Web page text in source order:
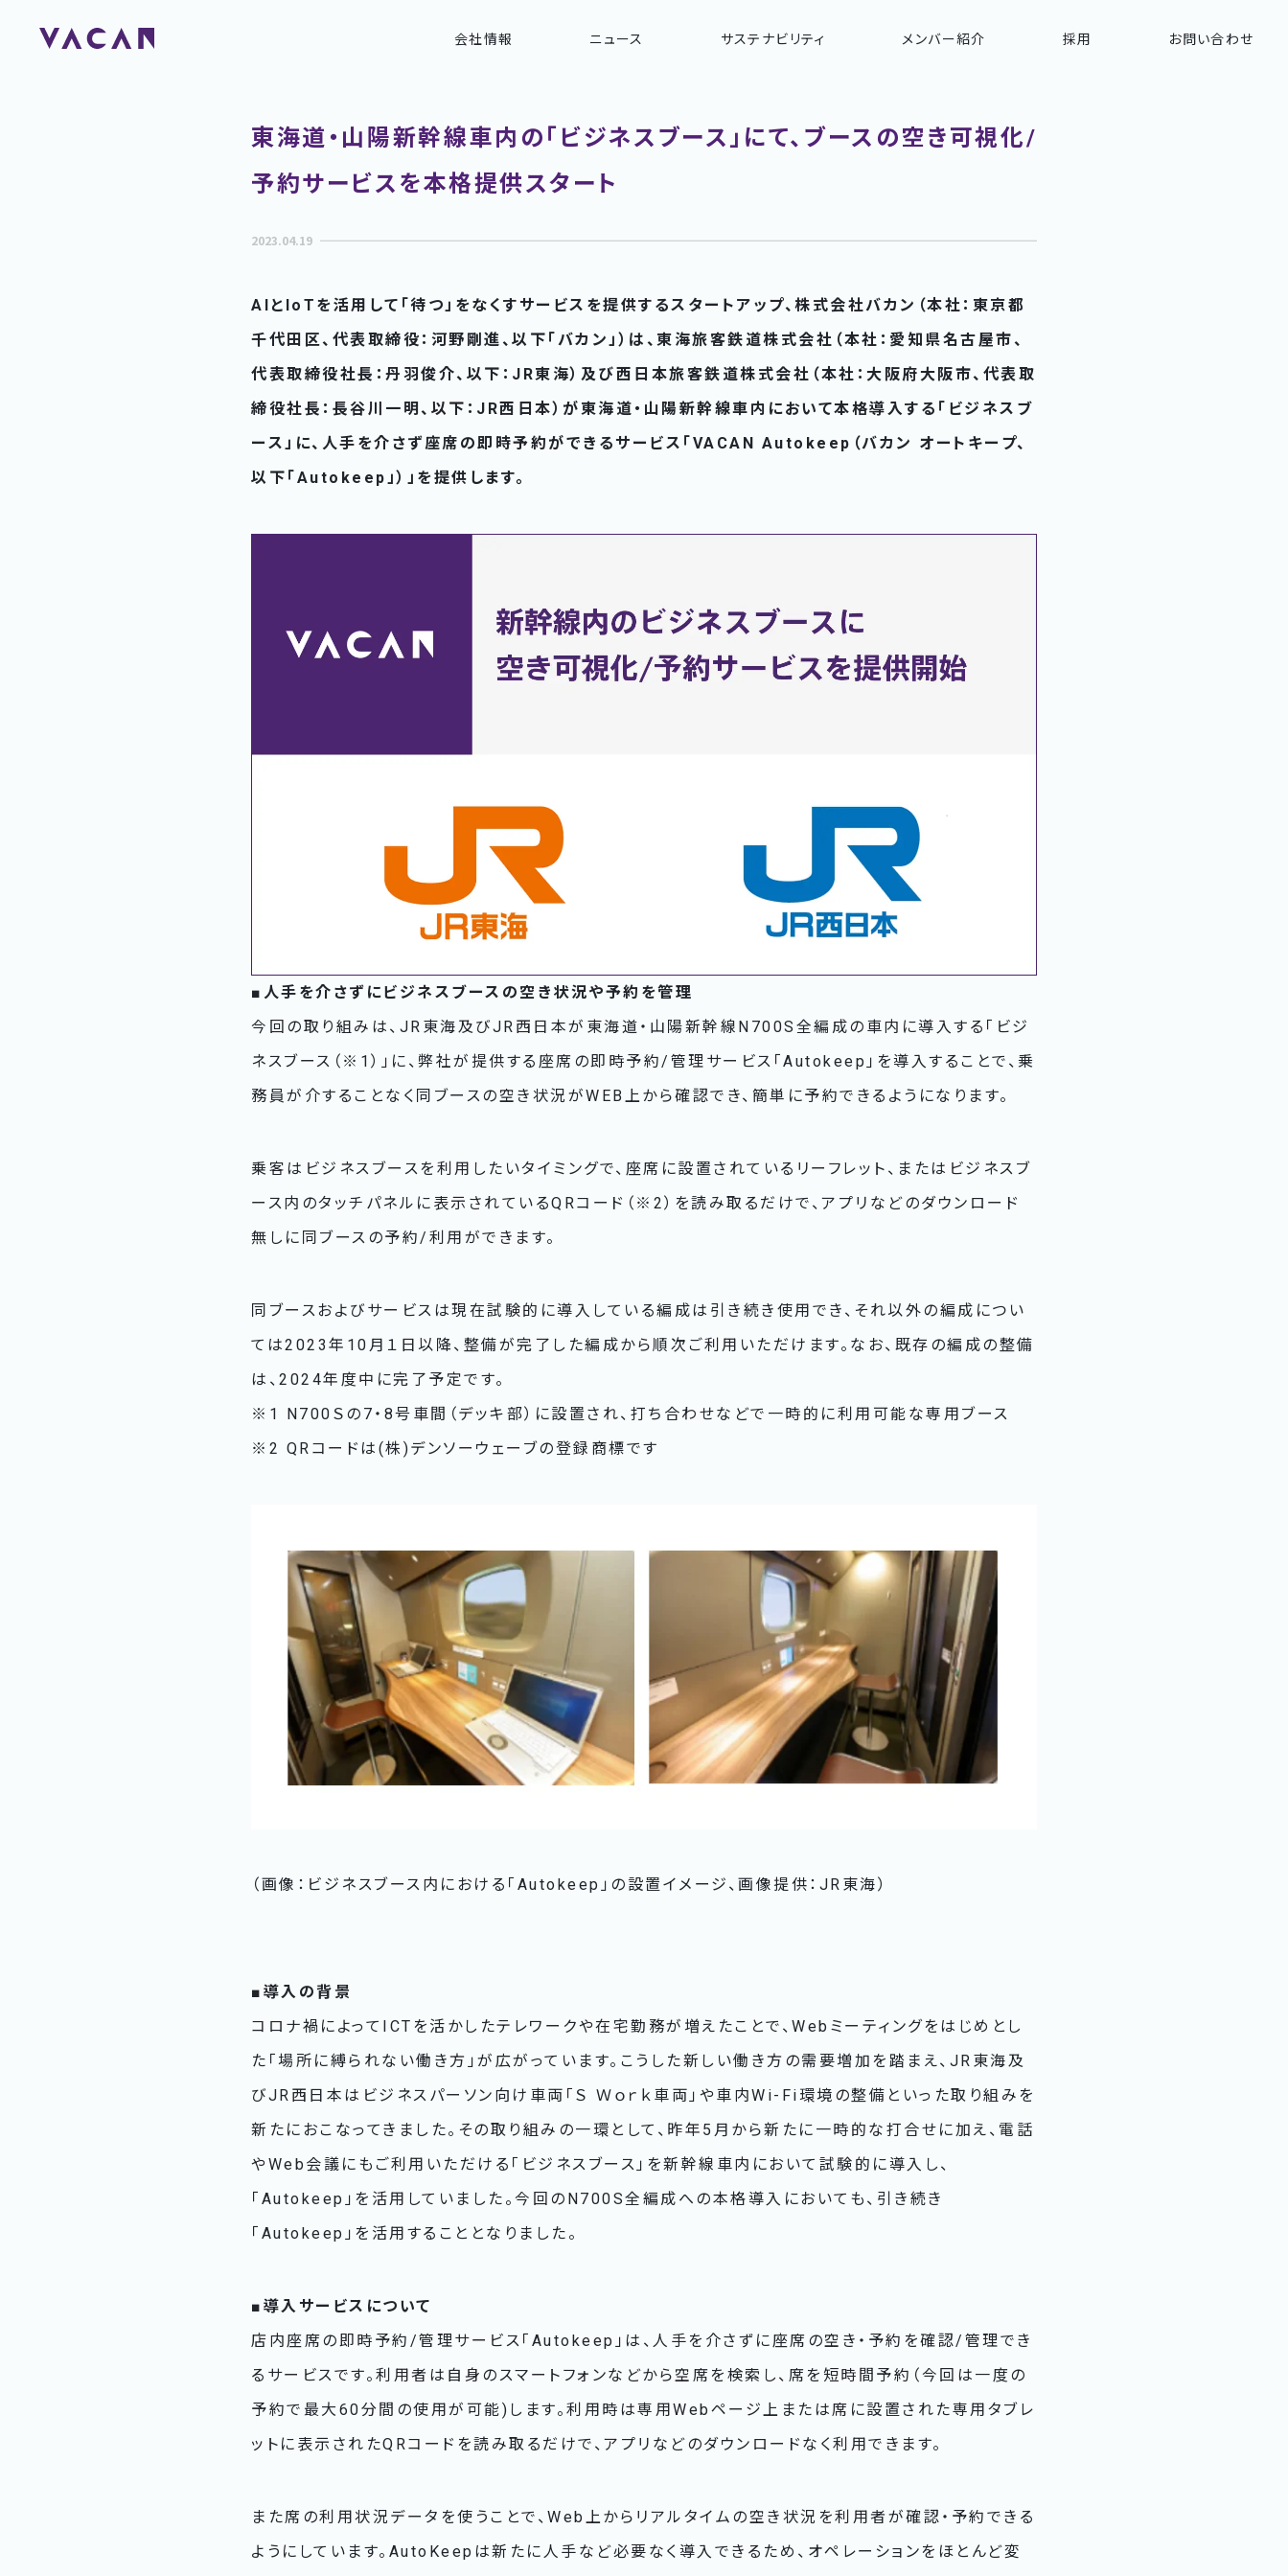
会社情報 ニュース サステナビリティ メンバー紹介 採用 お問い合わせ
東海道・山陽新幹線車内の「ビジネスブース」にて、ブースの空き可視化/
予約サービスを本格提供スタート
2023.04.19
AIとIoTを活用して「待つ」をなくすサービスを提供するスタートアップ、株式会社バカン（本社：東京都
千代田区、代表取締役：河野剛進、以下「バカン」）は、東海旅客鉄道株式会社（本社：愛知県名古屋市、
代表取締役社長：丹羽俊介、以下：JR東海）及び西日本旅客鉄道株式会社（本社：大阪府大阪市、代表取
締役社長：長谷川一明、以下：JR西日本）が東海道・山陽新幹線車内において本格導入する「ビジネスブ
ース」に、人手を介さず座席の即時予約ができるサービス「VACAN Autokeep（バカン オートキープ、
以下「Autokeep」）」を提供します。
■人手を介さずにビジネスブースの空き状況や予約を管理
今回の取り組みは、JR東海及びJR西日本が東海道・山陽新幹線N700S全編成の車内に導入する「ビジ
ネスブース（※1）」に、弊社が提供する座席の即時予約/管理サービス「Autokeep」を導入することで、乗
務員が介することなく同ブースの空き状況がWEB上から確認でき、簡単に予約できるようになります。
乗客はビジネスブースを利用したいタイミングで、座席に設置されているリーフレット、またはビジネスブ
ース内のタッチパネルに表示されているQRコード（※2）を読み取るだけで、アプリなどのダウンロード
無しに同ブースの予約/利用ができます。
同ブースおよびサービスは現在試験的に導入している編成は引き続き使用でき、それ以外の編成につい
ては2023年10月１日以降、整備が完了した編成から順次ご利用いただけます。なお、既存の編成の整備
は、2024年度中に完了予定です。
※1 N700Ｓの7・8号車間（デッキ部）に設置され、打ち合わせなどで一時的に利用可能な専用ブース
※2 QRコードは(株)デンソーウェーブの登録商標です
（画像：ビジネスブース内における「Autokeep」の設置イメージ、画像提供：JR東海）
■導入の背景
コロナ禍によってICTを活かしたテレワークや在宅勤務が増えたことで、Webミーティングをはじめとし
た「場所に縛られない働き方」が広がっています。こうした新しい働き方の需要増加を踏まえ、JR東海及
びJR西日本はビジネスパーソン向け車両「Ｓ Ｗｏｒｋ車両」や車内Wi-Fi環境の整備といった取り組みを
新たにおこなってきました。その取り組みの一環として、昨年5月から新たに一時的な打合せに加え、電話
やWeb会議にもご利用いただける「ビジネスブース」を新幹線車内において試験的に導入し、
「Autokeep」を活用していました。今回のN700S全編成への本格導入においても、引き続き
「Autokeep」を活用することとなりました。
■導入サービスについて
店内座席の即時予約/管理サービス「Autokeep」は、人手を介さずに座席の空き・予約を確認/管理でき
るサービスです。利用者は自身のスマートフォンなどから空席を検索し、席を短時間予約（今回は一度の
予約で最大60分間の使用が可能)します。利用時は専用Webページ上または席に設置された専用タブレ
ットに表示されたQRコードを読み取るだけで、アプリなどのダウンロードなく利用できます。
また席の利用状況データを使うことで、Web上からリアルタイムの空き状況を利用者が確認・予約できる
ようにしています。AutoKeepは新たに人手など必要なく導入できるため、オペレーションをほとんど変